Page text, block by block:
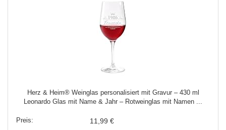
Herz & Heim® Weinglas personalisiert mit Gravur – 430 ml
Leonardo Glas mit Name & Jahr – Rotweinglas mit Namen ...
11,99 €